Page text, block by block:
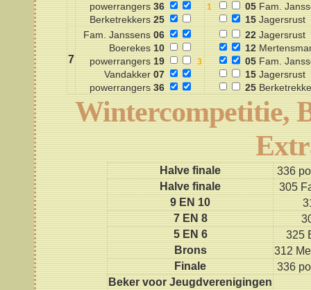
powerrangers 36
Berketrekkers 25
05Fam.
15Jagersrust
7
Fam. Janssens 06
Boerekes 10
powerrangers 19
Vandakker 07
powerrangers 36
22Jagersrust
12
05Fam.
15Jagersrust
25
Wintercompetitie,
Halve finale
336
Halve finale
305
9 EN 10
7 EN 8
5 EN 6
325
Brons
312
Finale
336
Beker voor Jeugdverenigingen